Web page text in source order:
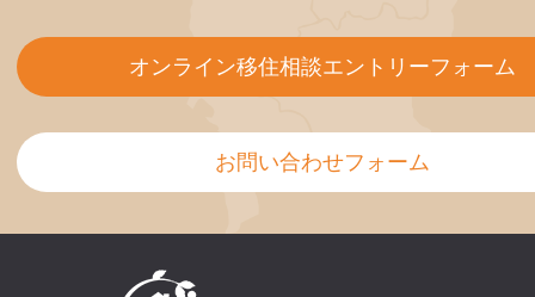
オンライン移住相談エントリーフォーム
お問い合わせフォーム